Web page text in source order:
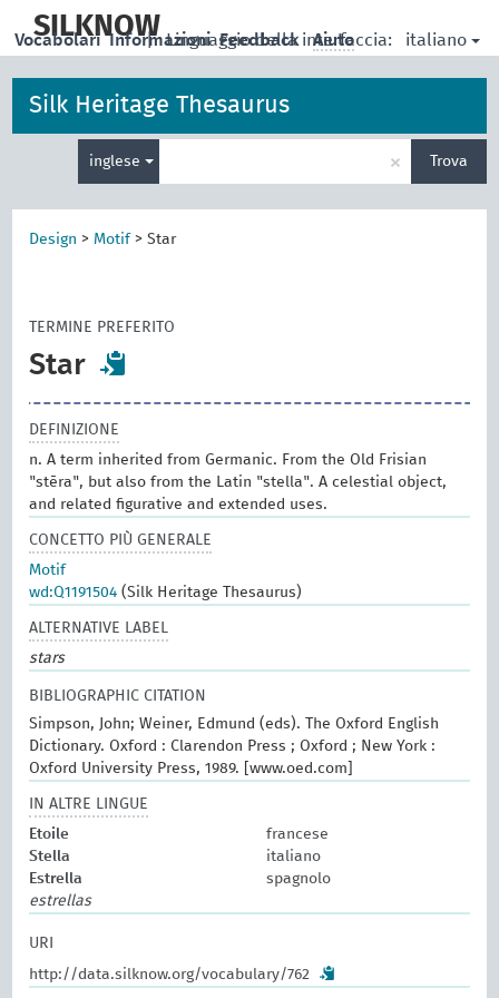
main
SILKNOW
| Linguaggio della interfaccia: italiano
Vocabolari Informazioni Feedback Aiuto
Silk Heritage Thesaurus
inglese
per
la
× Trova
Design > Motif >Star
TERMINE PREFERITO
Star
DEFINIZIONE
n. A term inherited from Germanic. From the Old Frisian
"stēra", but also from the Latin "stella". A celestial object,
and related figurative and extended uses.
CONCETTO PIÙ GENERALE
Motif
wd:Q1191504 (Silk Heritage Thesaurus)
ALTERNATIVE LABEL
stars
BIBLIOGRAPHIC CITATION
Simpson, John; Weiner, Edmund (eds). The Oxford English
Dictionary. Oxford : Clarendon Press ; Oxford ; New York :
Oxford University Press, 1989. [www.oed.com]
IN ALTRE LINGUE
Etoile
francese
Stella
italiano
Estrella
spagnolo
estrellas
URI
http://data.silknow.org/vocabulary/762